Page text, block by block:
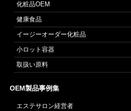
化粧品OEM
健康食品
イージーオーダー化粧品
小ロット容器
取扱い原料
OEM製品事例集
エステサロン経営者